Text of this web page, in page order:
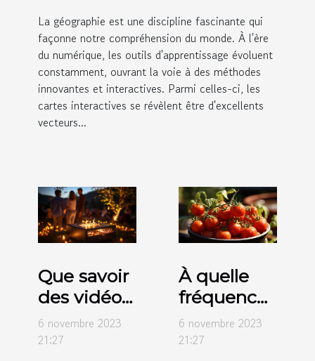
La géographie est une discipline fascinante qui
façonne notre compréhension du monde. À l'ère
du numérique, les outils d'apprentissage évoluent
constamment, ouvrant la voie à des méthodes
innovantes et interactives. Parmi celles-ci, les
cartes interactives se révèlent être d'excellents
vecteurs...
Que savoir
des vidéos
projecteurs
de marque
6 novembre 2023
21:27
À quelle
fréquence
faut-il
arroser les
6 novembre 2023
21:27